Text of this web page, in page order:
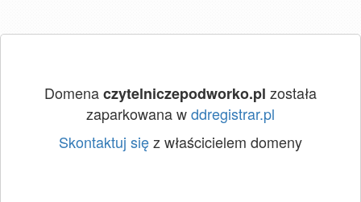
Domenaczytelniczepodworko.pl została
zaparkowana wddregistrar.pl
Skontaktuj sięz właścicielem domeny